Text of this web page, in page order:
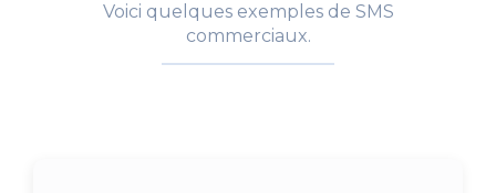
Voici quelques exemples de SMS
commerciaux.